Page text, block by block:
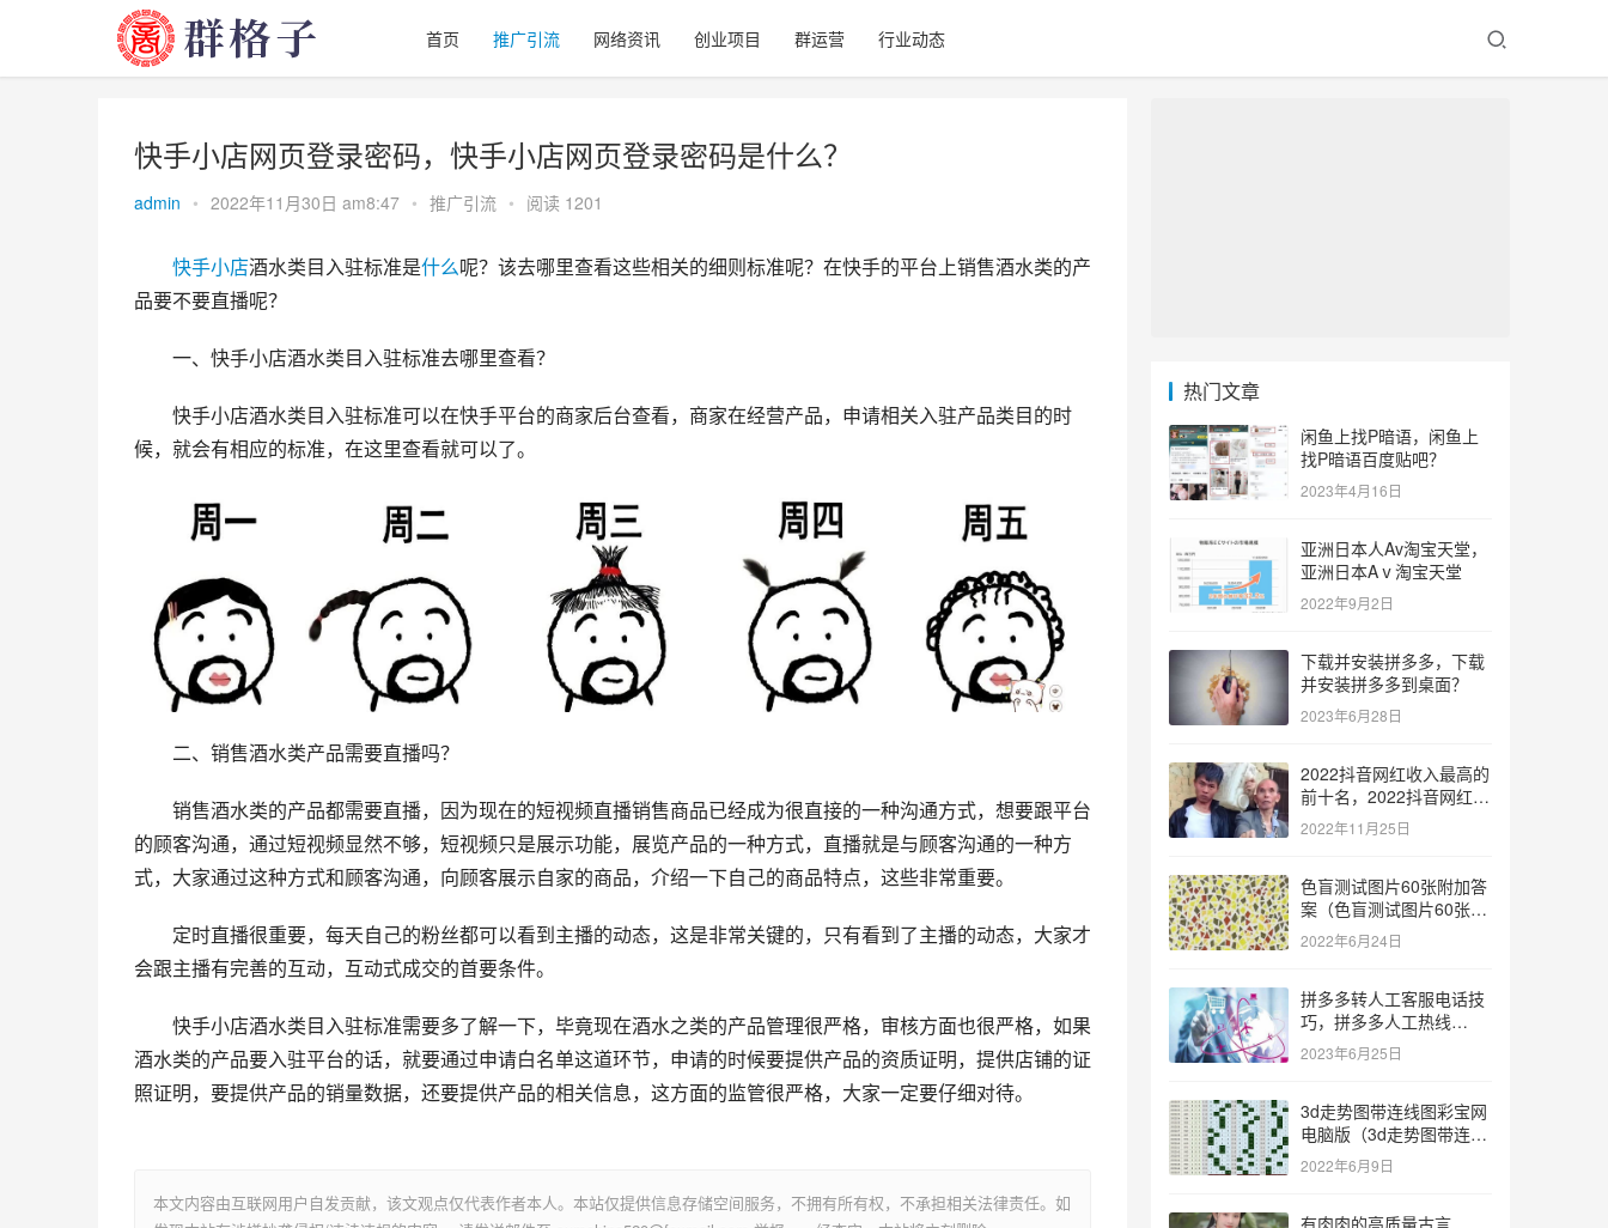
首页 推广引流 网络资讯 创业项目 群运营 行业动态
快手小店网页登录密码，快手小店网页登录密码是什么？
admin • 2022年11月30日 am8:47 • 推广引流 • 阅读 1201
快手小店酒水类目入驻标准是什么呢？该去哪里查看这些相关的细则标准呢？在快手的平台上销售酒水类的产
品要不要直播呢？
一、快手小店酒水类目入驻标准去哪里查看？
快手小店酒水类目入驻标准可以在快手平台的商家后台查看，商家在经营产品，申请相关入驻产品类目的时
候，就会有相应的标准，在这里查看就可以了。
二、销售酒水类产品需要直播吗？
销售酒水类的产品都需要直播，因为现在的短视频直播销售商品已经成为很直接的一种沟通方式，想要跟平台
的顾客沟通，通过短视频显然不够，短视频只是展示功能，展览产品的一种方式，直播就是与顾客沟通的一种方
式，大家通过这种方式和顾客沟通，向顾客展示自家的商品，介绍一下自己的商品特点，这些非常重要。
定时直播很重要，每天自己的粉丝都可以看到主播的动态，这是非常关键的，只有看到了主播的动态，大家才
会跟主播有完善的互动，互动式成交的首要条件。
快手小店酒水类目入驻标准需要多了解一下，毕竟现在酒水之类的产品管理很严格，审核方面也很严格，如果
酒水类的产品要入驻平台的话，就要通过申请白名单这道环节，申请的时候要提供产品的资质证明，提供店铺的证
照证明，要提供产品的销量数据，还要提供产品的相关信息，这方面的监管很严格，大家一定要仔细对待。
本文内容由互联网用户自发贡献，该文观点仅代表作者本人。本站仅提供信息存储空间服务，不拥有所有权，不承担相关法律责任。如
热门文章
闲鱼上找P暗语，闲鱼上
找P暗语百度贴吧？
2023年4月16日
亚洲日本人Av淘宝天堂，
亚洲日本Aⅴ淘宝天堂
2022年9月2日
下载并安装拼多多，下载
并安装拼多多到桌面？
2023年6月28日
2022抖音网红收入最高的
前十名，2022抖音网红收
入最高的前十名有哪些？
2022年11月25日
色盲测试图片60张附加答
案（色盲测试图片60张复
杂）
2022年6月24日
拼多多转人工客服电话技
巧，拼多多人工热线
9541344？
2023年6月25日
3d走势图带连线图彩宝网
电脑版（3d走势图带连线
图彩宝网手机版）
2022年6月9日
有肉肉的高质量古言